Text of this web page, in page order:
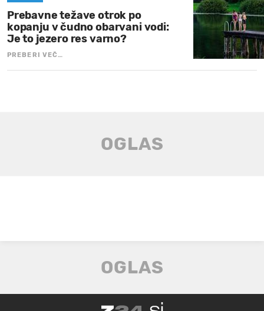
Prebavne težave otrok po
kopanju v čudno obarvani vodi:
Je to jezero res varno?
PREBERI VEČ…